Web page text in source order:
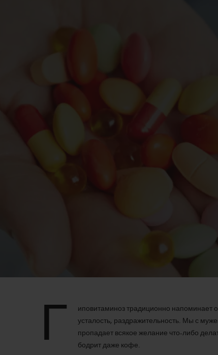
Г
иповитаминоз традиционно напоминает
усталость, раздражительность. Мы с
пропадает всякое желание что-либо
бодрит даже кофе.